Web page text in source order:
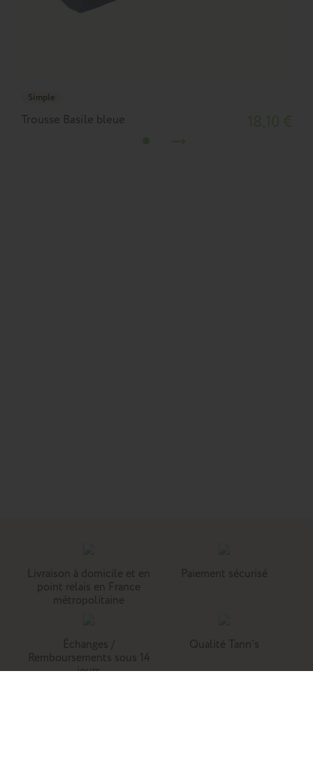
Simple
Trousse Basile bleue
Livraison à domicile et en
point relais en France
métropolitaine
Paiement sécurisé
Échanges /
Remboursements sous 14
jours
Qualité Tann's